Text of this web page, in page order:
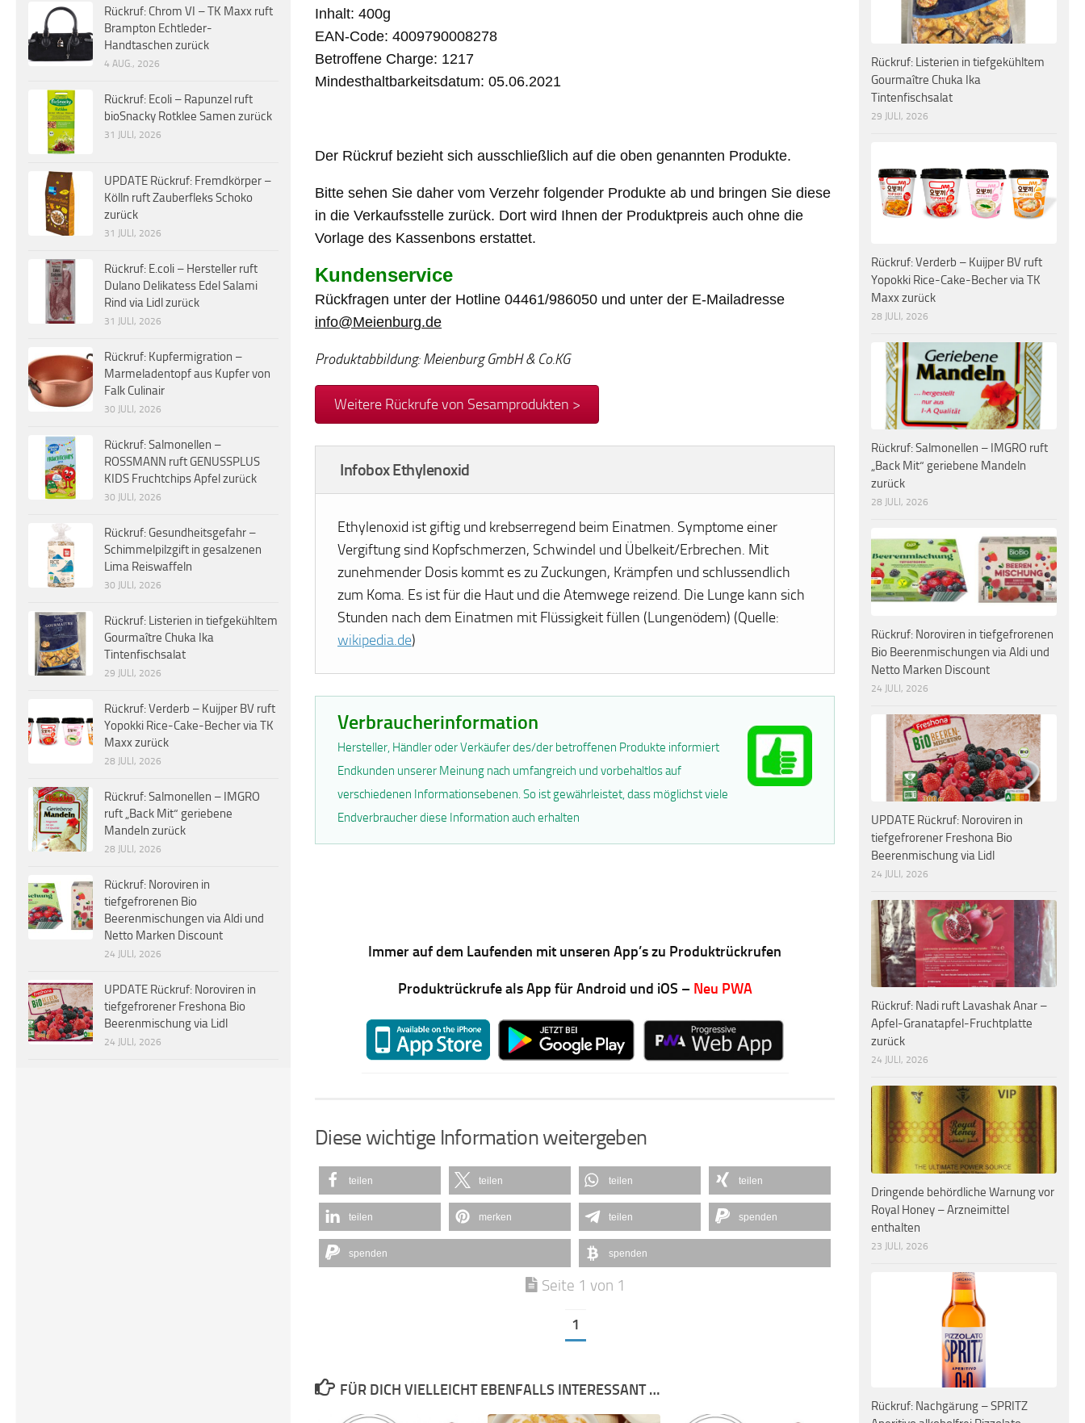
Inhalt: 400g
EAN-Code: 4009790008278
Betroffene Charge: 1217
Mindesthaltbarkeitsdatum: 05.06.2021
Der Rückruf bezieht sich ausschließlich auf die oben genannten Produkte.
Bitte sehen Sie daher vom Verzehr folgender Produkte ab und bringen Sie diese
in die Verkaufsstelle zurück. Dort wird Ihnen der Produktpreis auch ohne die
Vorlage des Kassenbons erstattet.
Kundenservice
Rückfragen unter der Hotline 04461/986050 und unter der E-Mailadresse
info@Meienburg.de
Produktabbildung: Meienburg GmbH & Co.KG
Weitere Rückrufe von Sesamprodukten >
Infobox Ethylenoxid
Ethylenoxid ist giftig und krebserregend beim Einatmen. Symptome einer
Vergiftung sind Kopfschmerzen, Schwindel und Übelkeit/Erbrechen. Mit
zunehmender Dosis kommt es zu Zuckungen, Krämpfen und schlussendlich
zum Koma. Es ist für die Haut und die Atemwege reizend. Die Lunge kann sich
Stunden nach dem Einatmen mit Flüssigkeit füllen (Lungenödem) (Quelle:
wikipedia.de)
Verbraucherinformation
Hersteller, Händler oder Verkäufer des/der betroffenen Produkte informiert
Endkunden unserer Meinung nach umfangreich und vorbehaltlos auf
verschiedenen Informationsebenen. So ist gewährleistet, dass möglichst viele
Endverbraucher diese Information auch erhalten
Immer auf dem Laufenden mit unseren App’s zu Produktrückrufen
Produktrückrufe als App für Android und iOS – Neu PWA
Diese wichtige Information weitergeben
teilen teilen teilen teilen
teilen merken teilen spenden
spenden spenden
Seite 1 von 1
1
FÜR DICH VIELLEICHT EBENFALLS INTERESSANT …
Rückruf: Chrom VI – TK Maxx ruft
Brampton Echtleder-
Handtaschen zurück
4 AUG., 2026
Rückruf: Ecoli – Rapunzel ruft
bioSnacky Rotklee Samen zurück
31 JULI, 2026
UPDATE Rückruf: Fremdkörper –
Kölln ruft Zauberfleks Schoko
zurück
31 JULI, 2026
Rückruf: E.coli – Hersteller ruft
Dulano Delikatess Edel Salami
Rind via Lidl zurück
31 JULI, 2026
Rückruf: Kupfermigration –
Marmeladentopf aus Kupfer von
Falk Culinair
30 JULI, 2026
Rückruf: Salmonellen –
ROSSMANN ruft GENUSSPLUS
KIDS Fruchtchips Apfel zurück
30 JULI, 2026
Rückruf: Gesundheitsgefahr –
Schimmelpilzgift in gesalzenen
Lima Reiswaffeln
30 JULI, 2026
Rückruf: Listerien in tiefgekühltem
Gourmaître Chuka Ika
Tintenfischsalat
29 JULI, 2026
Rückruf: Verderb – Kuijper BV ruft
Yopokki Rice-Cake-Becher via TK
Maxx zurück
28 JULI, 2026
Rückruf: Salmonellen – IMGRO
ruft „Back Mit“ geriebene
Mandeln zurück
28 JULI, 2026
Rückruf: Noroviren in
tiefgefrorenen Bio
Beerenmischungen via Aldi und
Netto Marken Discount
24 JULI, 2026
UPDATE Rückruf: Noroviren in
tiefgefrorener Freshona Bio
Beerenmischung via Lidl
24 JULI, 2026
Rückruf: Listerien in tiefgekühltem
Gourmaître Chuka Ika
Tintenfischsalat
29 JULI, 2026
Rückruf: Verderb – Kuijper BV ruft
Yopokki Rice-Cake-Becher via TK
Maxx zurück
28 JULI, 2026
Rückruf: Salmonellen – IMGRO ruft
„Back Mit“ geriebene Mandeln
zurück
28 JULI, 2026
Rückruf: Noroviren in tiefgefrorenen
Bio Beerenmischungen via Aldi und
Netto Marken Discount
24 JULI, 2026
UPDATE Rückruf: Noroviren in
tiefgefrorener Freshona Bio
Beerenmischung via Lidl
24 JULI, 2026
Rückruf: Nadi ruft Lavashak Anar –
Apfel-Granatapfel-Fruchtplatte
zurück
24 JULI, 2026
Dringende behördliche Warnung vor
Royal Honey – Arzneimittel
enthalten
23 JULI, 2026
Rückruf: Nachgärung – SPRITZ